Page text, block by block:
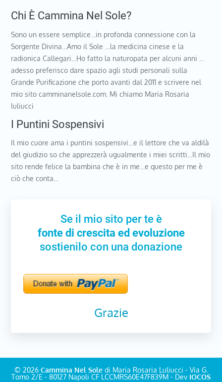
Chi È Cammina Nel Sole?
Sono un essere semplice…in profonda connessione con la
Sorgente Divina…Amo il Sole …la medicina cinese e la
radionica Callegari…Ho fatto la naturopata per alcuni anni …
adesso preferisco dare spazio agli studi personali sulla
Grande Purificazione che porto avanti dal 2011 e scrivere nel
mio sito camminanelsole.com. Mi chiamo Maria Rosaria
Iuliucci
I Puntini Sospensivi
Il mio cuore ama i puntini sospensivi…e il lettore che va aldilà
del giudizio so che apprezzerà ugualmente i miei scritti…Il mio
sito rende felice la bambina che è in me…e questo per me è
ciò che conta…
Se il mio sito per te è
fonte di crescita ed evoluzione
sostienilo con una donazione
Grazie
© 2026 Cammina Nel Soledi Maria Rosaria Luliucci - Via G.
Tomo 2/E - 80127 Napoli CF LCCMRS60E47F839M - Dev IOCOS